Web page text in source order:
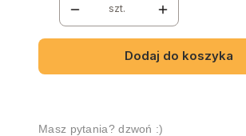
szt.
Dodaj do koszyka
Masz pytania? dzwoń :)